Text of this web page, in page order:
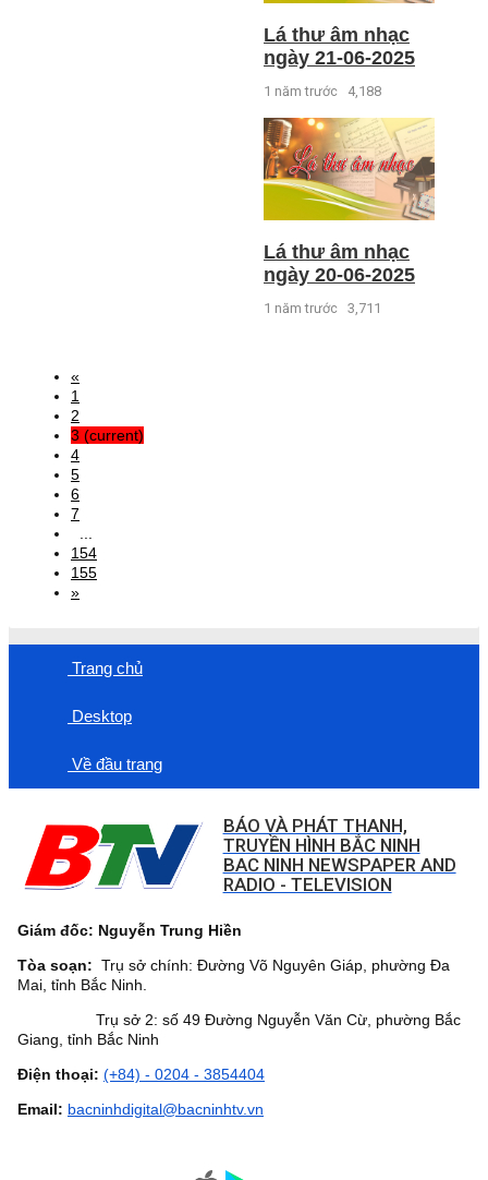
Lá thư âm nhạc
ngày 21-06-2025
1 năm trước 4,188
Lá thư âm nhạc
ngày 20-06-2025
1 năm trước 3,711
«
1
2
3 (current)
4
5
6
7
...
154
155
»
Trang chủ
Desktop
Về đầu trang
BÁO VÀ PHÁT THANH,
TRUYỀN HÌNH BẮC NINH
BAC NINH NEWSPAPER AND
RADIO - TELEVISION
Giám đốc: Nguyễn Trung Hiền
Tòa soạn: Trụ sở chính: Đường Võ Nguyên Giáp, phường Đa
Mai, tỉnh Bắc Ninh.
Trụ sở 2: số 49 Đường Nguyễn Văn Cừ, phường Bắc
Giang, tỉnh Bắc Ninh
Điện thoại: (+84) - 0204 - 3854404
Email: bacninhdigital@bacninhtv.vn